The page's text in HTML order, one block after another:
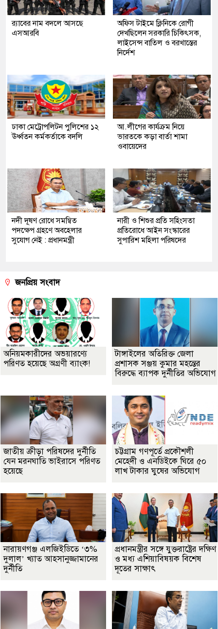
র‍্যাবের নাম বদলে আসছে
এসআরবি
অফিস টাইমে ক্লিনিকে রোগী
দেখছিলেন সরকারি চিকিৎসক,
লাইসেন্স বাতিল ও বরখাস্তের
নির্দেশ
ঢাকা মেট্রোপলিটন পুলিশের ১২
ঊর্ধ্বতন কর্মকর্তাকে বদলি
আ.লীগের কার্যক্রম নিয়ে
ভারতকে কড়া বার্তা শামা
ওবায়েদের
নদী দূষণ রোধে সমন্বিত
পদক্ষেপ গ্রহণে অবহেলার
সুযোগ নেই : প্রধানমন্ত্রী
নারী ও শিশুর প্রতি সহিংসতা
প্রতিরোধে আইন সংস্কারের
সুপারিশ মহিলা পরিষদের
জনপ্রিয় সংবাদ
অনিয়মকারীদের অভয়ারণ্যে
পরিণত হয়েছে অগ্রণী ব্যাংক!
টাঙ্গাইলের অতিরিক্ত জেলা
প্রশাসক সঞ্জয় কুমার মহন্তের
বিরুদ্ধে ব্যাপক দুর্নীতির অভিযোগ
জাতীয় ক্রীড়া পরিষদের দুর্নীতি
যেন মরনঘাতি ভাইরাসে পরিণত
হয়েছে
চট্টগ্রাম গণপূর্তে প্রকৌশলী
মেহেদী ও এনডিইকে ঘিরে ৫০
লাখ টাকার ঘুষের অভিযোগ
নারায়ণগঞ্জ এলজিইডিতে ‘৩%
দুলাল’ খ্যাত আহসানুজ্জামানের
দুর্নীতি
প্রধানমন্ত্রীর সঙ্গে যুক্তরাষ্ট্রের দক্ষিণ
ও মধ্য এশিয়াবিষয়ক বিশেষ
দূতের সাক্ষাৎ